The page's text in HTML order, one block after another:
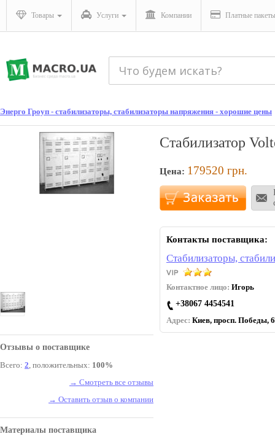
Товары Услуги Компании Платные пакеты
Энерго Гроуп - стабилизаторы, стабилизаторы напряжения - хорошие цены
Отзывы о поставщике
Всего: 2, положительных: 100%
→ Смотреть все отзывы
→ Оставить отзыв о компании
Материалы поставщика
Стабилизатор
Цена: 179520 грн.
Контакты поставщика:
Стабилизаторы,
Контактное лицо: Игорь
+38067 4454541
Адрес: Киев, просп. Победы,